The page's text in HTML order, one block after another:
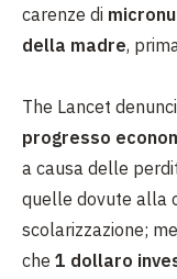
carenze di
della madre,
The Lancet
progresso
a causa delle
quelle dovute alla
scolarizzazione;
che 1 dollaro